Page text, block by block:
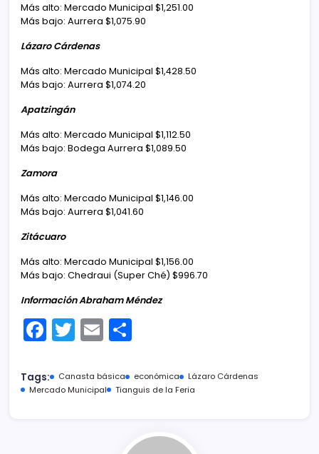
Más alto: Mercado Municipal $1,251.00
Más bajo: Aurrera $1,075.90
Lázaro Cárdenas
Más alto: Mercado Municipal $1,428.50
Más bajo: Aurrera $1,074.20
Apatzingán
Más alto: Mercado Municipal $1,112.50
Más bajo: Bodega Aurrera $1,089.50
Zamora
Más alto: Mercado Municipal $1,146.00
Más bajo: Aurrera $1,041.60
Zitácuaro
Más alto: Mercado Municipal $1,156.00
Más bajo: Chedraui (Super Ché) $996.70
Información Abraham Méndez
F
a
c
e
T
w
itt
er
E
m
ai
l
m
p
tir
Tags: Canasta básica económica
Lázaro Cárdenas
Mercado Municipal
Tianguis de la Feria